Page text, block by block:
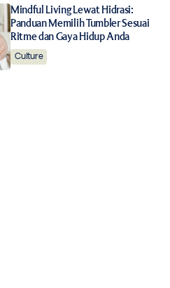
Mindful Living Lewat Hidrasi:
Panduan Memilih Tumbler Sesuai
Ritme dan Gaya Hidup Anda
Culture